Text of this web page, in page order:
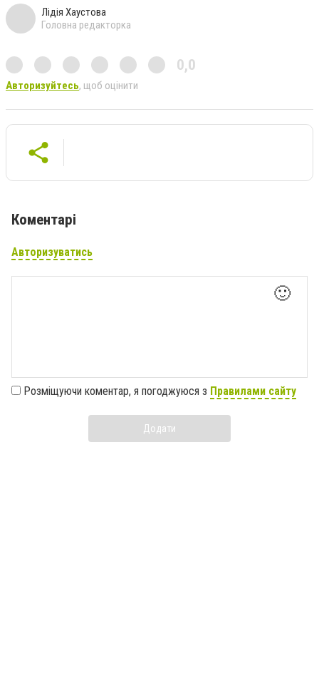
Лідія Хаустова
Головна редакторка
0,0
Авторизуйтесь, щоб оцінити
Коментарі
Авторизуватись
🙂
Розміщуючи коментар, я погоджуюся з Правилами сайту
Додати